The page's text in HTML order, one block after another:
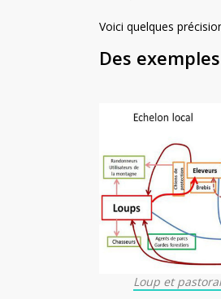
Voici quelques
Des
Loup et